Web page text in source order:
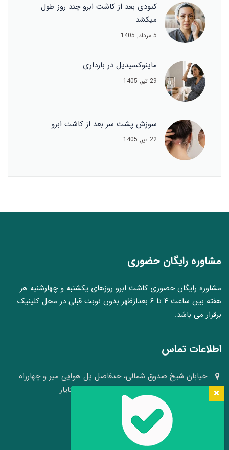
کبودی بعد از کاشت ابرو چند روز طول
میکشد
5 مرداد, 1405
ماینوکسیدیل در بارداری
29 تیر, 1405
سوزش پشت سر بعد از کاشت ابرو
22 تیر, 1405
مشاوره رایگان حضوری
مشاوره رایگان حضوری کاشت ابرو روزهای یکشنبه و چهارشنبه هر
هفته بین ساعت ۴ تا ۶ بعدازظهر بدون نوبت قبلی در محل کلینیک
برقرار می باشد.
اطلاعات تماس
خیابان شیخ صدوق شمالی، حدفاصل پل هوایی میر و چهارراه
وکلا، نبش کوچه ۴۱، کلینیک پوست و مو سینایار
info[at]hairheadface.com